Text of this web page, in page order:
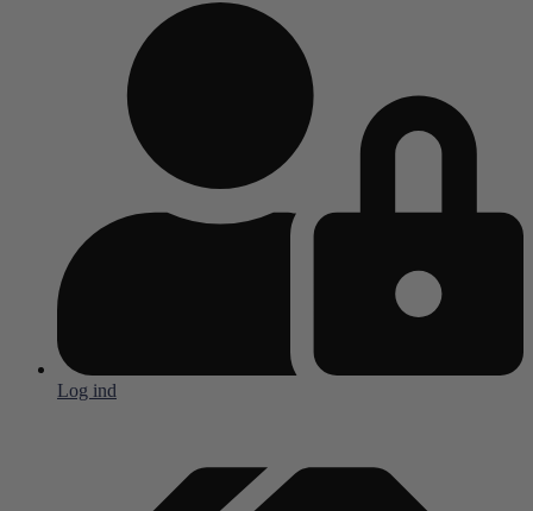
Log ind